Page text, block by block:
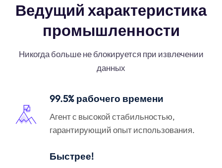
Ведущий характеристика
промышленности
Никогда больше не блокируется при извлечении
данных
99.5% рабочего времени
Агент с высокой стабильностью,
гарантирующий опыт использования.
Быстрее!